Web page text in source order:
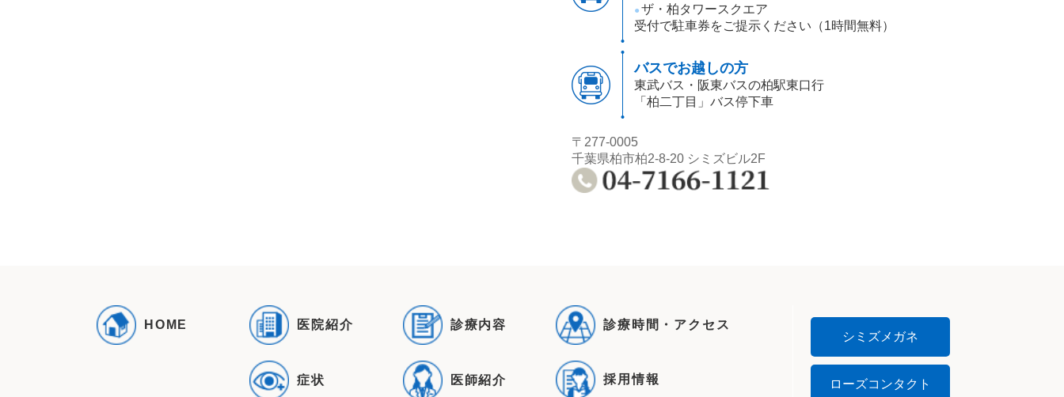
● ザ・柏タワースクエア
受付で駐車券をご提示ください（1時間無料）
バスでお越しの方
東武バス・阪東バスの柏駅東口行
「柏二丁目」バス停下車
〒277-0005
千葉県柏市柏2-8-20 シミズビル2F
HOME 医院紹介 診療内容 診療時間・アクセス
症状 医師紹介 採用情報
シミズメガネ
ローズコンタクト